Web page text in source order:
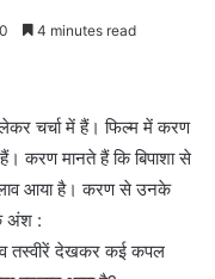
0 4 minutes read
चर्चा में हैं। फिल्म में करण
करण मानते हैं कि बिपाशा से
आया है। करण से उनके
अंश :
तस्वीरें देखकर कई कपल